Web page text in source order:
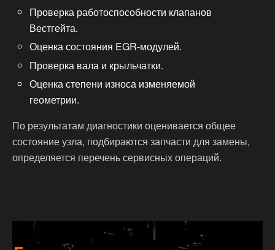
Проверка работоспособности клапанов
Вестгейта.
Оценка состояния EGR-модулей.
Проверка вала и крыльчатки.
Оценка степени износа изменяемой
геометрии.
По результатам диагностики оценивается общее
состояние узла, подбираются запчасти для замены,
определяется перечень сервисных операций.